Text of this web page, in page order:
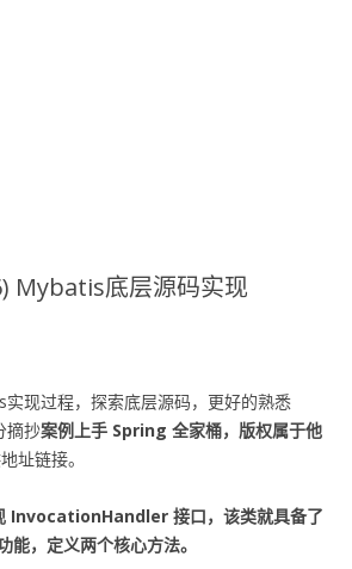
Mybatis底层源码实现
现过程，探索底层源码，更好的熟悉
摘抄案例上手 Spring 全家桶，版权属于他
址链接。
InvocationHandler 接口，该类就具备了
能，定义两个核心方法。